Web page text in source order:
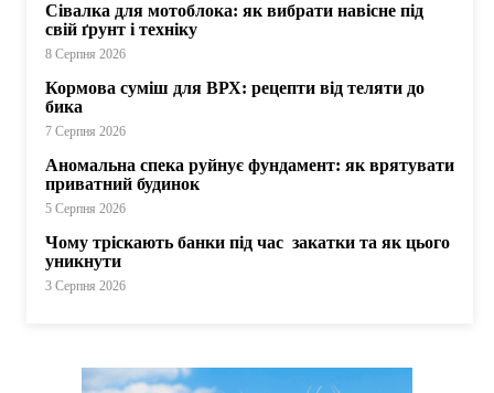
Сівалка для мотоблока: як вибрати навісне під
свій ґрунт і техніку
8 Серпня 2026
Кормова суміш для ВРХ: рецепти від теляти до
бика
7 Серпня 2026
Аномальна спека руйнує фундамент: як врятувати
приватний будинок
5 Серпня 2026
Чому тріскають банки під час закатки та як цього
уникнути
3 Серпня 2026